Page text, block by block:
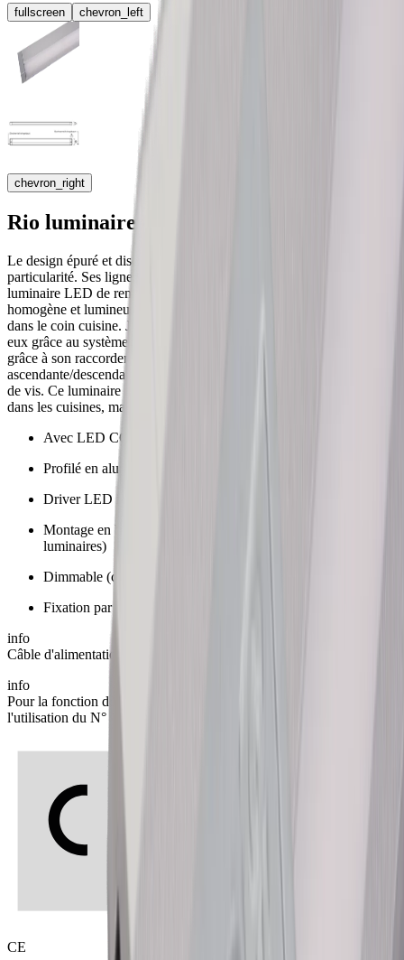
fullscreen chevron_left
chevron_right
Rio luminaire applique
Le design épuré et discret du luminaire apparent Rio fait toute sa
particularité. Ses lignes droites et ses arêtes nettes permettent au
luminaire LED de remplir sa fonction : éclairer de manière
homogène et lumineuse les plans de travail sous les armoires hautes
dans le coin cuisine. Jusqu'à 10 luminaires peuvent être reliés entre
eux grâce au système d'enfichage intégré. Le luminaire est gradable
grâce à son raccordement à un variateur à coupure de phase
ascendante/descendante. Le montage s'effectue simplement à l'aide
de vis. Ce luminaire trouve son application optimale non seulement
dans les cuisines, mais aussi dans les étagères ou les armoires.
Avec LED COB
Profilé en aluminium
Driver LED intégré
Montage en bande lumineuse avec connecteur direct (max. 10
luminaires)
Dimmable (coupe en phase ascendante/descendante)
Fixation par vis
info
Câble d'alimentation électrique commander séparément 76.26102.11
info
Pour la fonction de variation d'intensité, nous recommandons
l'utilisation du N° ELDAS 548 832 000
CE